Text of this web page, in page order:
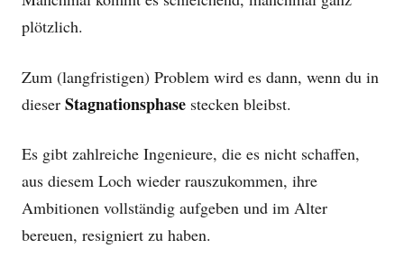
plötzlich.
Zum (langfristigen) Problem wird es dann, wenn du in
dieser Stagnationsphase stecken bleibst.
Es gibt zahlreiche Ingenieure, die es nicht schaffen,
aus diesem Loch wieder rauszukommen, ihre
Ambitionen vollständig aufgeben und im Alter
bereuen, resigniert zu haben.